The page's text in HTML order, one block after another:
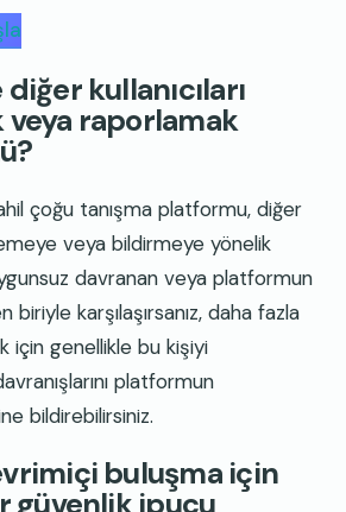
kullanıcıları
raporlamak
çoğu tanışma platformu, diğer
veya bildirmeye yönelik
davranan veya platformun
biriyle karşılaşırsanız, daha fazla
için genellikle bu kişiyi
platformun
bildirebilirsiniz.
buluşma için
güvenlik ipucu